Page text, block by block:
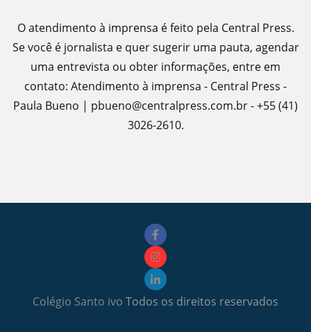
O atendimento à imprensa é feito pela Central Press.
Se você é jornalista e quer sugerir uma pauta, agendar
uma entrevista ou obter informações, entre em
contato: Atendimento à imprensa - Central Press -
Paula Bueno | pbueno@centralpress.com.br - +55 (41)
3026-2610.
Colégio Santo ivo Todos os direitos reservados